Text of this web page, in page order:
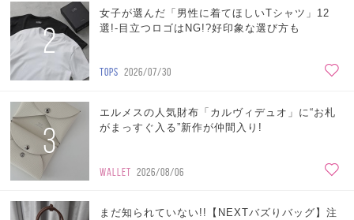
2
女子が選んだ「男性に着てほしいTシャツ」12
選!-目立つロゴはNG!?好印象な選び方も
TOPS 2026/07/30
3
エルメスの人気財布「カルヴィデュオ」に“お札
がまっすぐ入る”新作が仲間入り!
WALLET 2026/08/06
まだ知られていない!!【NEXTバズりバッグ】注